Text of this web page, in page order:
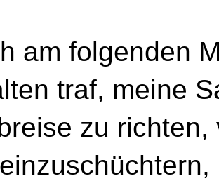
am folgenden
traf, meine
zu